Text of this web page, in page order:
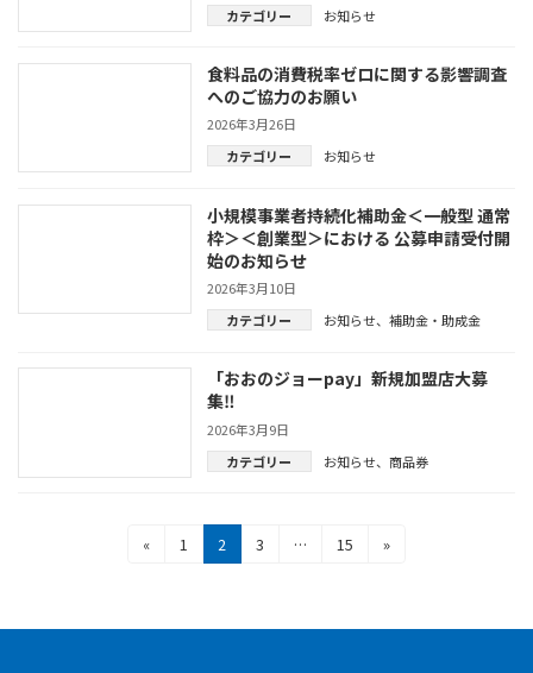
カテゴリー
お知らせ
食料品の消費税率ゼロに関する影響調査
へのご協力のお願い
2026年3月26日
カテゴリー
お知らせ
小規模事業者持続化補助金＜一般型 通常
枠＞＜創業型＞における 公募申請受付開
始のお知らせ
2026年3月10日
カテゴリー
お知らせ、 補助金・助成金
「おおのジョーpay」新規加盟店大募
集‼
2026年3月9日
カテゴリー
お知らせ、 商品券
«
固
ジ
1
固
定
ジ
2
固
ジ
3 …
固
ジ
15 »